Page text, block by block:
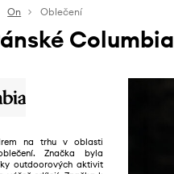
On Oblečení
Columbia
na trhu v oblasti
Značka byla
outdoorových aktivit